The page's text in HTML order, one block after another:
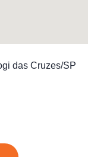
das Cruzes/SP